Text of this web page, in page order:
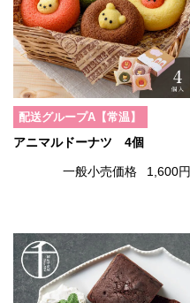
配送グループA【常温】
アニマルドーナツ 4個
一般小売価格 1,600円